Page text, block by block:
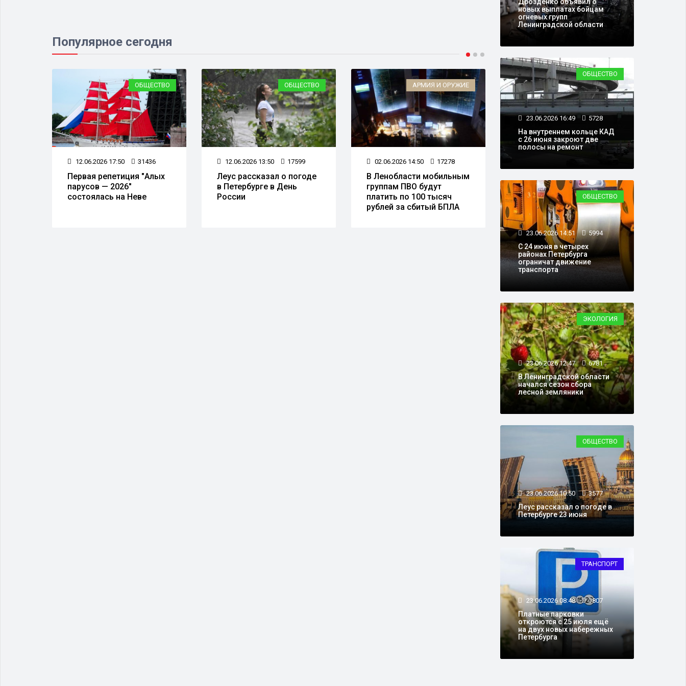
Популярное сегодня
ОБЩЕСТВО
12.06.2026 17:50 31436
Первая репетиция "Алых
парусов — 2026"
состоялась на Неве
ОБЩЕСТВО
12.06.2026 13:50 17599
Леус рассказал о погоде
в Петербурге в День
России
АРМИЯ И ОРУЖИЕ
02.06.2026 14:50 17278
В Ленобласти мобильным
группам ПВО будут
платить по 100 тысяч
рублей за сбитый БПЛА
ОБЩЕСТВО
после жары ожидаются
грозы
новых выплатах бойцам
огневых групп
Ленинградской области
ОБЩЕСТВО
23.06.2026 16:49 5728
На внутреннем кольце КАД
с 26 июня закроют две
полосы на ремонт
ОБЩЕСТВО
23.06.2026 14:51 5994
С 24 июня в четырех
районах Петербурга
ограничат движение
транспорта
ЭКОЛОГИЯ
23.06.2026 12:47 6781
В Ленинградской области
начался сезон сбора
лесной земляники
ОБЩЕСТВО
23.06.2026 10:50 3577
Леус рассказал о погоде в
Петербурге 23 июня
ТРАНСПОРТ
23.06.2026 08:48 1807
Платные парковки
откроются с 25 июля ещё
на двух новых набережных
Петербурга